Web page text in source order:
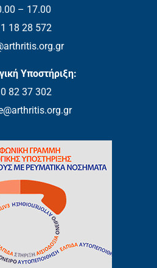
– 17.00
18 28 572
Υποστήριξη:
82 37 302